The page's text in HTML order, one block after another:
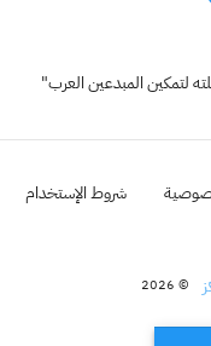
لتمكين المبدعين العرب"
شروط الإستخدام
© 2026